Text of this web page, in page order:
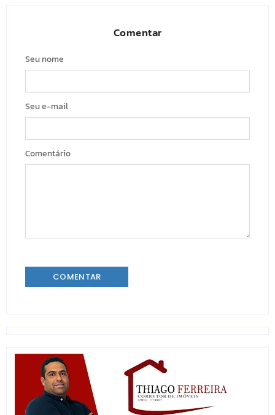
Comentar
Seu nome
Seu e-mail
Comentário